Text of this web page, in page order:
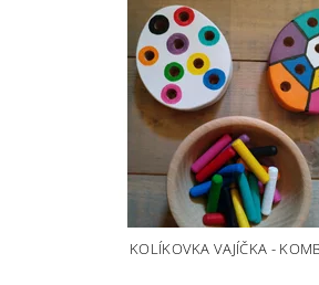
KOLÍKOVKA VAJÍČKA -